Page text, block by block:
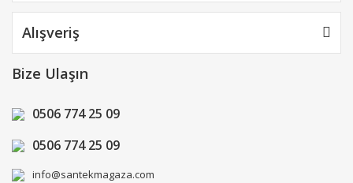
Alışveriş
Bize Ulaşın
0506 774 25 09
0506 774 25 09
info@santekmagaza.com